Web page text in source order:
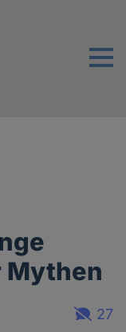
Menu
Mythen
27